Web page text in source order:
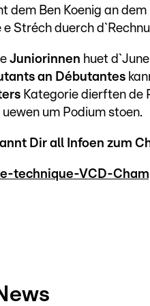
dem Ben Koenig an
e Stréch duerch
Juniorinnen huet
an Débutantes
Kategorie dierften de
um Podium stoen.
Dir all Infoen zum
technique-VCD-